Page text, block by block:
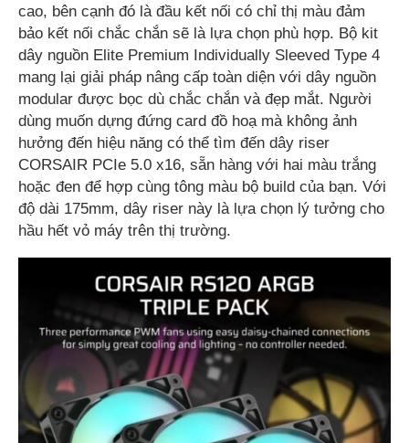
cao, bên cạnh đó là đầu kết nối có chỉ thị màu đảm
bảo kết nối chắc chắn sẽ là lựa chọn phù hợp. Bộ kit
dây nguồn Elite Premium Individually Sleeved Type 4
mang lại giải pháp nâng cấp toàn diện với dây nguồn
modular được bọc dù chắc chắn và đẹp mắt. Người
dùng muốn dựng đứng card đồ hoạ mà không ảnh
hưởng đến hiệu năng có thể tìm đến dây riser
CORSAIR PCIe 5.0 x16, sẵn hàng với hai màu trắng
hoặc đen để hợp cùng tông màu bộ build của bạn. Với
độ dài 175mm, dây riser này là lựa chọn lý tưởng cho
hầu hết vỏ máy trên thị trường.